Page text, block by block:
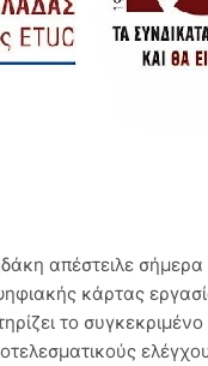
απέστειλε
κάρτας
το